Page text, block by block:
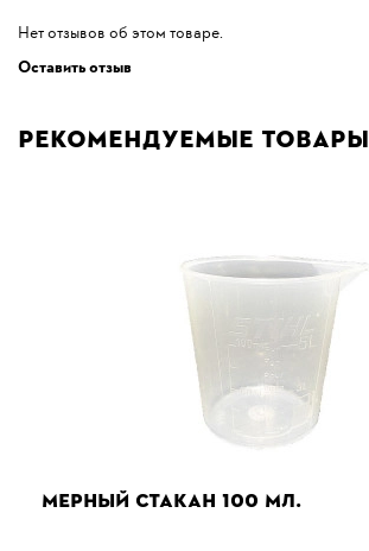
Нет отзывов об этом товаре.
Оставить отзыв
Рекомендуемые товары
МЕРНЫЙ СТАКАН 100 МЛ.